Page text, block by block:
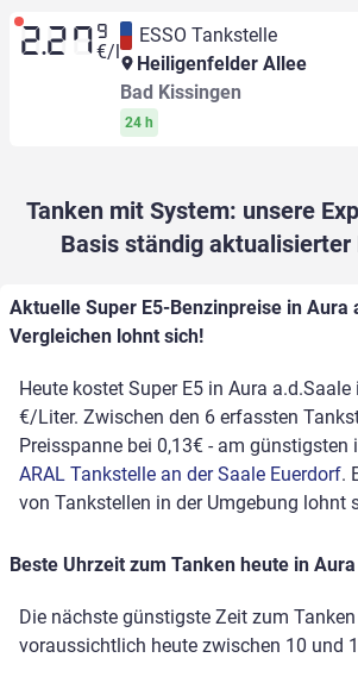
2.27 9
€/l
ESSO Tankstelle
Heiligenfelder Allee
Bad Kissingen
24 h
Tanken mit System: unsere
Basis ständig aktualisierter
Aktuelle Super E5-Benzinpreise in Aura
Vergleichen lohnt sich!
Heute kostet Super E5 in Aura
€/Liter. Zwischen den 6 erfassten
Preisspanne bei 0,13€ - am günstigsten
ARAL Tankstelle an der Saale Euerdorf.
von Tankstellen in der Umgebung lohnt
Beste Uhrzeit zum Tanken heute in
Die nächste günstigste Zeit zum
voraussichtlich heute zwischen 10 und